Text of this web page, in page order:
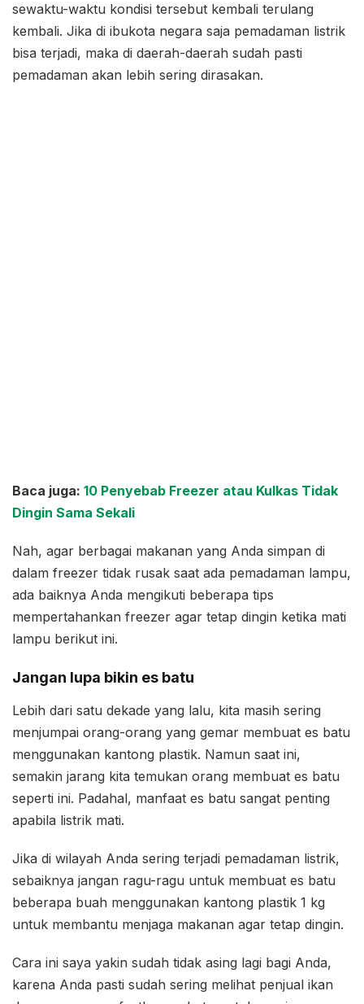
sewaktu-waktu kondisi tersebut kembali terulang
kembali. Jika di ibukota negara saja pemadaman listrik
bisa terjadi, maka di daerah-daerah sudah pasti
pemadaman akan lebih sering dirasakan.
Baca juga: 10 Penyebab Freezer atau Kulkas Tidak
Dingin Sama Sekali
Nah, agar berbagai makanan yang Anda simpan di
dalam freezer tidak rusak saat ada pemadaman lampu,
ada baiknya Anda mengikuti beberapa tips
mempertahankan freezer agar tetap dingin ketika mati
lampu berikut ini.
Jangan lupa bikin es batu
Lebih dari satu dekade yang lalu, kita masih sering
menjumpai orang-orang yang gemar membuat es batu
menggunakan kantong plastik. Namun saat ini,
semakin jarang kita temukan orang membuat es batu
seperti ini. Padahal, manfaat es batu sangat penting
apabila listrik mati.
Jika di wilayah Anda sering terjadi pemadaman listrik,
sebaiknya jangan ragu-ragu untuk membuat es batu
beberapa buah menggunakan kantong plastik 1 kg
untuk membantu menjaga makanan agar tetap dingin.
Cara ini saya yakin sudah tidak asing lagi bagi Anda,
karena Anda pasti sudah sering melihat penjual ikan